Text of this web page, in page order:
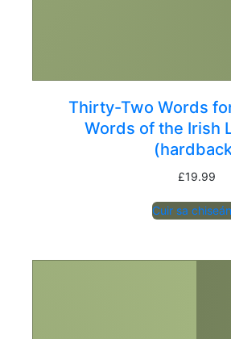
Thirty-Two Words
Words of the Irish
£19.99
Cuir sa